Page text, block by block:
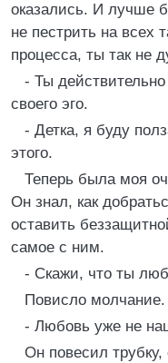
оказались. И лучше
не пестрить на всех
процесса, ты так не
- Ты
своего эго.
- Детка, я буду
этого.
Теперь была моя
Он знал, как
оставить
самое с ним.
- Скажи, что ты
Повисло молчание.
- Любовь уже не
Он повесил